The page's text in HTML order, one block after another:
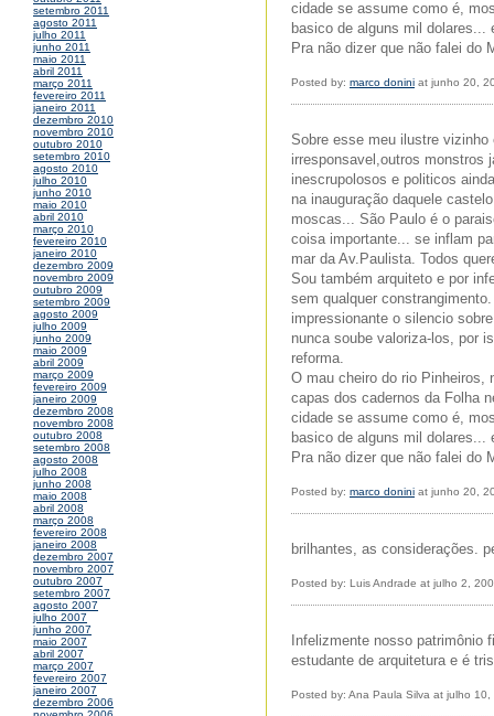
setembro 2011
agosto 2011
julho 2011
junho 2011
maio 2011
abril 2011
março 2011
fevereiro 2011
janeiro 2011
dezembro 2010
novembro 2010
outubro 2010
setembro 2010
agosto 2010
julho 2010
junho 2010
maio 2010
abril 2010
março 2010
fevereiro 2010
janeiro 2010
dezembro 2009
novembro 2009
outubro 2009
setembro 2009
agosto 2009
julho 2009
junho 2009
maio 2009
abril 2009
março 2009
fevereiro 2009
janeiro 2009
dezembro 2008
novembro 2008
outubro 2008
setembro 2008
agosto 2008
julho 2008
junho 2008
maio 2008
abril 2008
março 2008
fevereiro 2008
janeiro 2008
dezembro 2007
novembro 2007
outubro 2007
setembro 2007
agosto 2007
julho 2007
junho 2007
maio 2007
abril 2007
março 2007
fevereiro 2007
janeiro 2007
dezembro 2006
cidade se assume como é,
basico de alguns mil dolares...
Pra não dizer que não falei do
Posted by: marco donini at junho 20,
Sobre esse meu ilustre
irresponsavel,outros monstros
inescrupolosos e politicos
na inauguração daquele
moscas... São Paulo é o
coisa importante... se inflam
mar da Av.Paulista. Todos
Sou também arquiteto e por
sem qualquer
impressionante o silencio
nunca soube valoriza-los, por
reforma.
O mau cheiro do rio Pinheiros,
capas dos cadernos da Folha
cidade se assume como é,
basico de alguns mil dolares...
Pra não dizer que não falei do
Posted by: marco donini at junho 20,
brilhantes, as considerações.
Posted by: Luis Andrade at julho 2,
Infelizmente nosso patrimônio
estudante de arquitetura e é
Posted by: Ana Paula Silva at julho 10,